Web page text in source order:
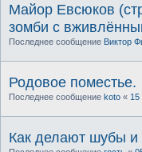
Майор Евсюков
зомби с
Последнее сообщение Виктор
Родовое поместье.
Последнее сообщение koto «
Как делают шубы и